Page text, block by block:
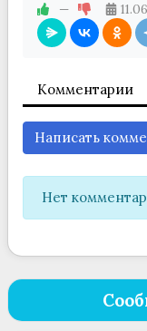
—
Комментарии
Написать
Нет